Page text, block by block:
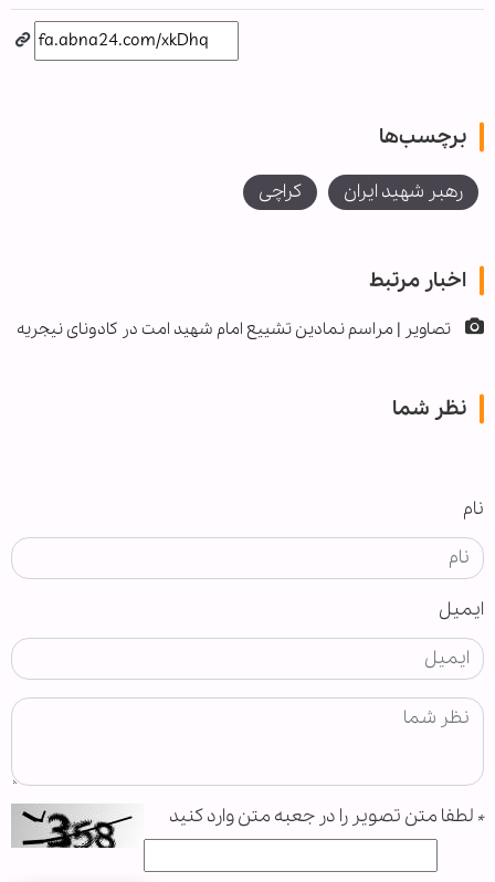
برچسب‌ها
رهبر شهید ایران کراچی
اخبار مرتبط
تصاویر | مراسم نمادین تشییع امام شهید امت در کادونای نیجریه
نظر شما
نام
ایمیل
* لطفا متن تصویر را در جعبه متن وارد کنید